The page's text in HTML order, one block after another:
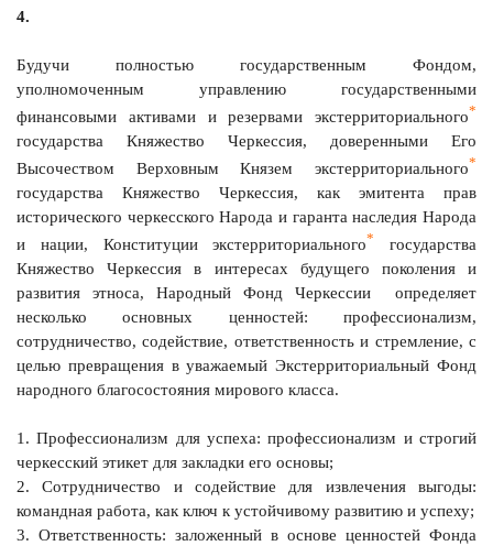
4.
Будучи полностью государственным Фондом,
уполномоченным управлению государственными
финансовыми активами и резервами экстерриториального*
государства Княжество Черкессия, доверенными Его
Высочеством Верховным Князем экстерриториального*
государства Княжество Черкессия, как эмитента прав
исторического черкесского Народа и гаранта наследия Народа
и нации, Конституции экстерриториального*
государства
Княжество Черкессия в интересах будущего поколения и
развития этноса, Народный Фонд Черкессии определяет
несколько основных ценностей: профессионализм,
сотрудничество, содействие, ответственность и стремление, с
целью превращения в уважаемый Экстерриториальный Фонд
народного благосостояния мирового класса.
1. Профессионализм для успеха: профессионализм и строгий
черкесский этикет для закладки его основы;
2. Сотрудничество и содействие для извлечения выгоды:
командная работа, как ключ к устойчивому развитию и успеху;
3. Ответственность: заложенный в основе ценностей Фонда